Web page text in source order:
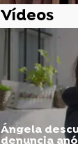
Vídeos
Ángela